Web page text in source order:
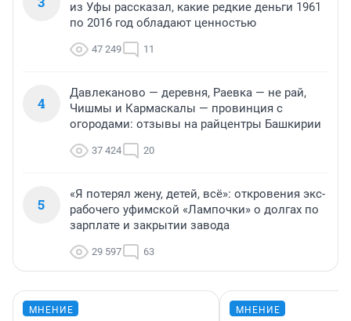
из Уфы рассказал, какие редкие деньги 1961
по 2016 год обладают ценностью
47 249 11
4
Давлеканово — деревня, Раевка — не рай,
Чишмы и Кармаскалы — провинция с
огородами: отзывы на райцентры Башкирии
37 424 20
5
«Я потерял жену, детей, всё»: откровения экс-
рабочего уфимской «Лампочки» о долгах по
зарплате и закрытии завода
29 597 63
МНЕНИЕ МНЕНИЕ